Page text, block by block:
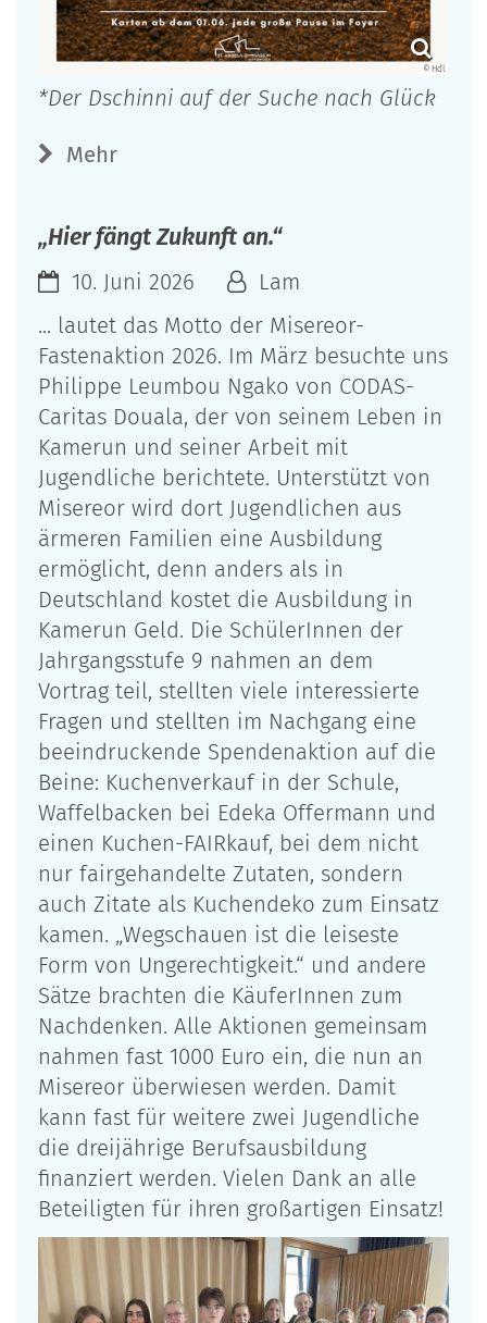
© Hdl
*Der Dschinni auf der Suche nach Glück
Mehr
„Hier fängt Zukunft an.“
10. Juni 2026
Lam
... lautet das Motto der Misereor-
Fastenaktion 2026. Im März besuchte uns
Philippe Leumbou Ngako von CODAS-
Caritas Douala, der von seinem Leben in
Kamerun und seiner Arbeit mit
Jugendliche berichtete. Unterstützt von
Misereor wird dort Jugendlichen aus
ärmeren Familien eine Ausbildung
ermöglicht, denn anders als in
Deutschland kostet die Ausbildung in
Kamerun Geld. Die SchülerInnen der
Jahrgangsstufe 9 nahmen an dem
Vortrag teil, stellten viele interessierte
Fragen und stellten im Nachgang eine
beeindruckende Spendenaktion auf die
Beine: Kuchenverkauf in der Schule,
Waffelbacken bei Edeka Offermann und
einen Kuchen-FAIRkauf, bei dem nicht
nur fairgehandelte Zutaten, sondern
auch Zitate als Kuchendeko zum Einsatz
kamen. „Wegschauen ist die leiseste
Form von Ungerechtigkeit.“ und andere
Sätze brachten die KäuferInnen zum
Nachdenken. Alle Aktionen gemeinsam
nahmen fast 1000 Euro ein, die nun an
Misereor überwiesen werden. Damit
kann fast für weitere zwei Jugendliche
die dreijährige Berufsausbildung
finanziert werden. Vielen Dank an alle
Beteiligten für ihren großartigen Einsatz!